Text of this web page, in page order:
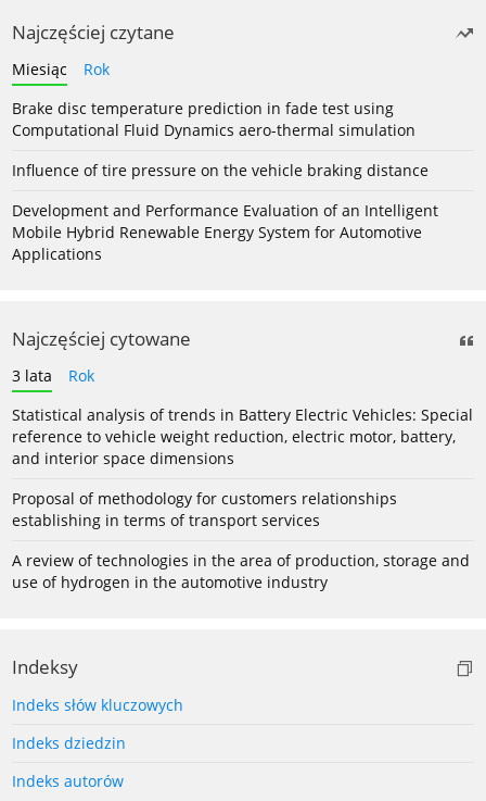
Najczęściej czytane
Miesiąc
Rok
Brake disc temperature prediction in fade test using
Computational Fluid Dynamics aero-thermal simulation
Influence of tire pressure on the vehicle braking distance
Development and Performance Evaluation of an Intelligent
Mobile Hybrid Renewable Energy System for Automotive
Applications
Najczęściej cytowane
3 lata
Rok
Statistical analysis of trends in Battery Electric Vehicles: Special
reference to vehicle weight reduction, electric motor, battery,
and interior space dimensions
Proposal of methodology for customers relationships
establishing in terms of transport services
A review of technologies in the area of production, storage and
use of hydrogen in the automotive industry
Indeksy
Indeks słów kluczowych
Indeks dziedzin
Indeks autorów